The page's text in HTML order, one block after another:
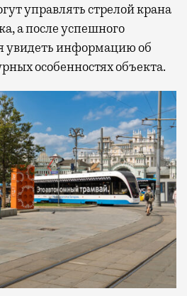
управлять стрелой крана
а после успешного
увидеть информацию об
особенностях объекта.